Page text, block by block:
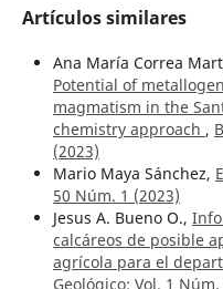
Artículos similares
Ana María Correa
Potential of
magmatism in the
chemistry approach ,
(2023)
Mario Maya Sánchez,
50 Núm. 1 (2023)
Jesus A. Bueno O.,
calcáreos de posible
agrícola para el
Geológico: Vol. 1